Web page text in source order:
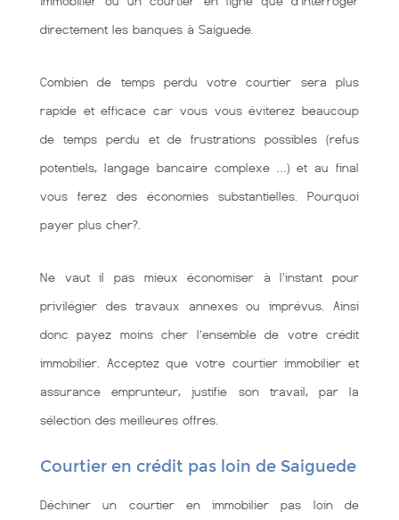
directement les banques à Saiguede.
Combien de temps perdu votre courtier sera plus
rapide et efficace car vous vous éviterez beaucoup
de temps perdu et de frustrations possibles (refus
potentiels, langage bancaire complexe …) et au final
vous ferez des économies substantielles. Pourquoi
payer plus cher?.
Ne vaut il pas mieux économiser à l'instant pour
privilégier des travaux annexes ou imprévus. Ainsi
donc payez moins cher l’ensemble de votre crédit
immobilier. Acceptez que votre courtier immobilier et
assurance emprunteur, justifie son travail, par la
sélection des meilleures offres.
Courtier en crédit pas loin de Saiguede
Déchiner un courtier en immobilier pas loin de